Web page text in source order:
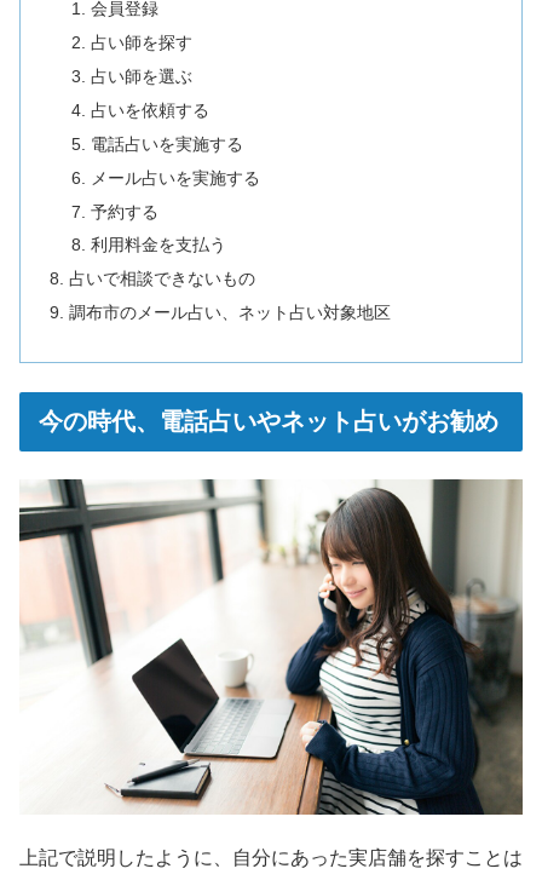
会員登録
占い師を探す
占い師を選ぶ
占いを依頼する
電話占いを実施する
メール占いを実施する
予約する
利用料金を支払う
占いで相談できないもの
調布市のメール占い、ネット占い対象地区
今の時代、電話占いやネット占いがお勧め
上記で説明したように、自分にあった実店舗を探すことは